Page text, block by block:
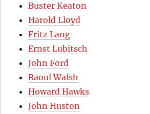
Buster Keaton
Harold Lloyd
Fritz Lang
Ernst Lubitsch
John Ford
Raoul Walsh
Howard Hawks
John Huston